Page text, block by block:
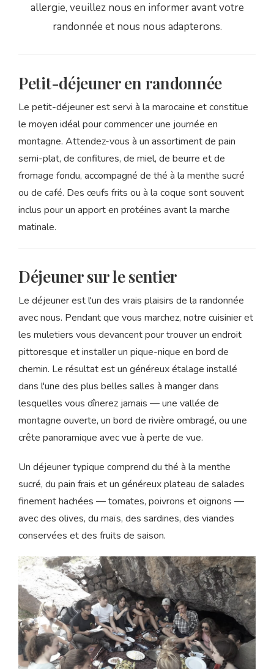
allergie, veuillez nous en informer avant votre
randonnée et nous nous adapterons.
Petit-déjeuner en randonnée
Le petit-déjeuner est servi à la marocaine et constitue
le moyen idéal pour commencer une journée en
montagne. Attendez-vous à un assortiment de pain
semi-plat, de confitures, de miel, de beurre et de
fromage fondu, accompagné de thé à la menthe sucré
ou de café. Des œufs frits ou à la coque sont souvent
inclus pour un apport en protéines avant la marche
matinale.
Déjeuner sur le sentier
Le déjeuner est l'un des vrais plaisirs de la randonnée
avec nous. Pendant que vous marchez, notre cuisinier et
les muletiers vous devancent pour trouver un endroit
pittoresque et installer un pique-nique en bord de
chemin. Le résultat est un généreux étalage installé
dans l'une des plus belles salles à manger dans
lesquelles vous dînerez jamais — une vallée de
montagne ouverte, un bord de rivière ombragé, ou une
crête panoramique avec vue à perte de vue.
Un déjeuner typique comprend du thé à la menthe
sucré, du pain frais et un généreux plateau de salades
finement hachées — tomates, poivrons et oignons —
avec des olives, du maïs, des sardines, des viandes
conservées et des fruits de saison.